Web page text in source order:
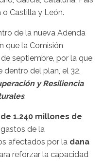
o Castilla y León.
de la nueva Adenda
que la Comisión
septiembre, por la que
del plan, el 32,
y Resiliencia
.
1.240 millones de
de la
afectados por la dana
reforzar la capacidad